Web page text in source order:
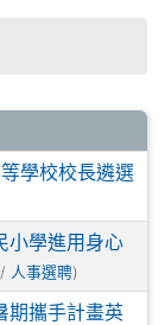
學校校長遴選
小學進用身心
人事選聘)
期攜手計畫英